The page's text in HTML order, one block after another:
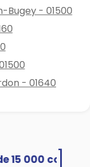
Bugey - 01500
- 01640